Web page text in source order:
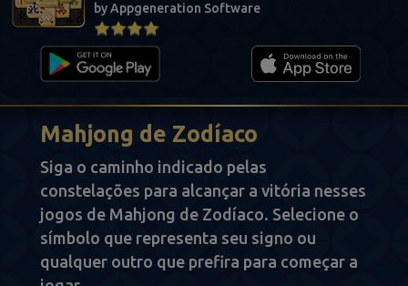
by Appgeneration Software
Mahjong de Zodíaco
Siga o caminho indicado pelas
constelações para alcançar a vitória nesses
jogos de Mahjong de Zodíaco. Selecione o
símbolo que representa seu signo ou
qualquer outro que prefira para começar a